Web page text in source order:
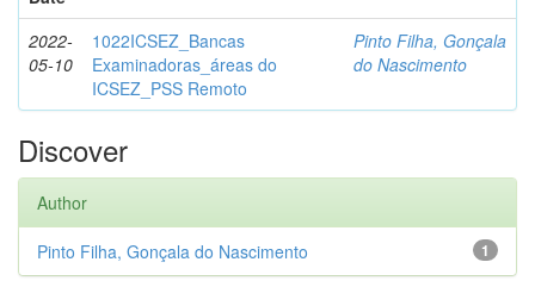
2022-
05-10
1022ICSEZ_Bancas
Examinadoras_áreas do
ICSEZ_PSS Remoto
Pinto Filha, Gonçala
do Nascimento
Discover
Author
1
Pinto Filha, Gonçala do Nascimento